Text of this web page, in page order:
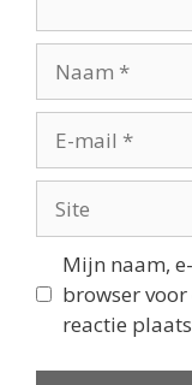
Mijn naam,
browser voor
reactie